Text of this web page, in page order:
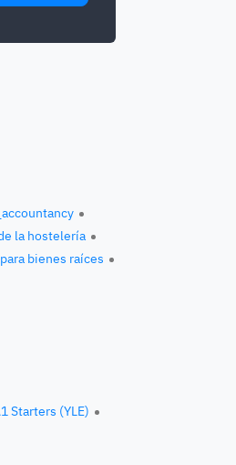
la hostelería
bienes raíces
Starters (YLE)